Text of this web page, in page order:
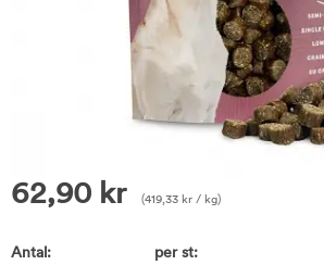
62,90 kr (419,33 kr / kg)
Antal: per st: